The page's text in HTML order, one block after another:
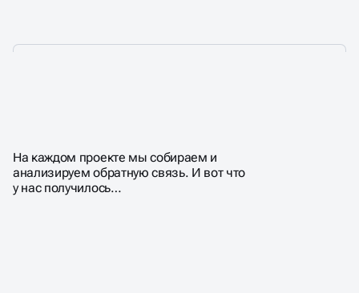
ВЫБИРАЮТ НАС?
На каждом проекте мы собираем и
анализируем обратную связь. И вот что
у нас получилось…